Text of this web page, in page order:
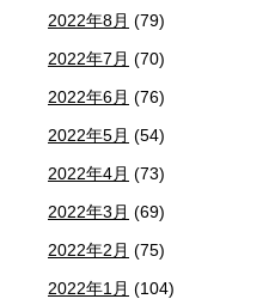
2022年8月 (79)
2022年7月 (70)
2022年6月 (76)
2022年5月 (54)
2022年4月 (73)
2022年3月 (69)
2022年2月 (75)
2022年1月 (104)